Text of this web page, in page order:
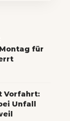
für
Vorfahrt:
Unfall